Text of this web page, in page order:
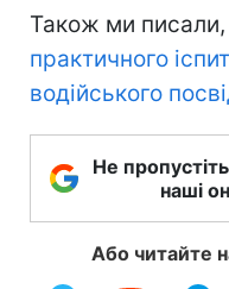
Також ми писали,
практичного
водійського
Не
наші
Або читайте